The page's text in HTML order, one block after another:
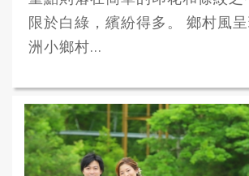
限於白綠，繽紛得多。 鄉村風
洲小鄉村...